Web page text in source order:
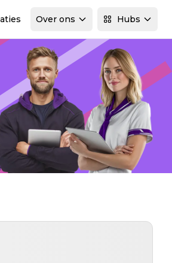
Over ons Hubs